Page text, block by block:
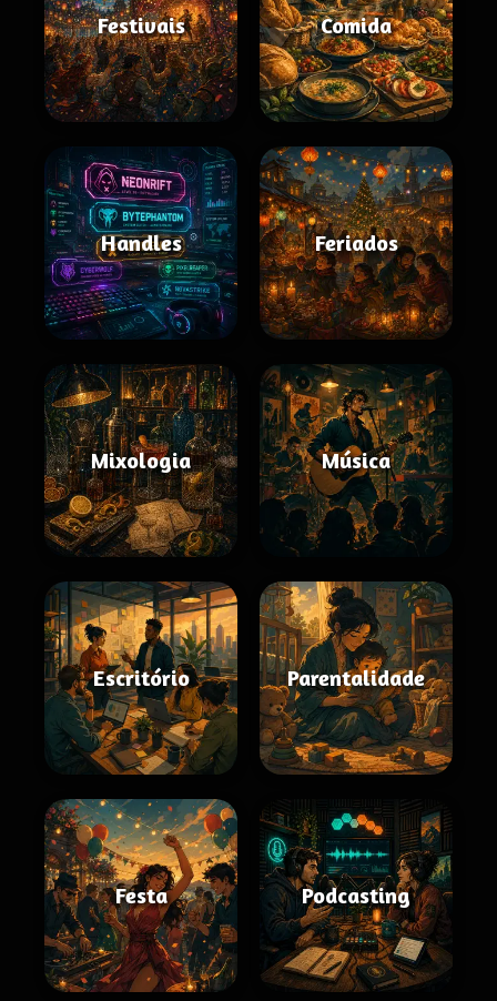
Festivais Comida
Handles Feriados
Mixologia Música
Escritório Parentalidade
Festa Podcasting